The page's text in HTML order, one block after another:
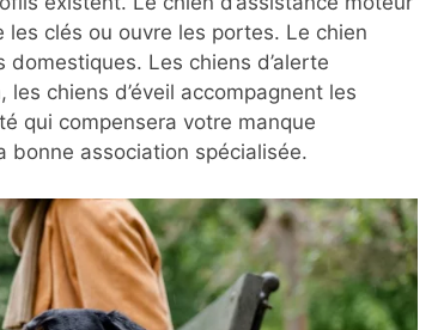
clés ou ouvre les portes. Le chien
Les chiens d’alerte
chiens d’éveil accompagnent les
qui compensera votre manque
bonne association spécialisée.